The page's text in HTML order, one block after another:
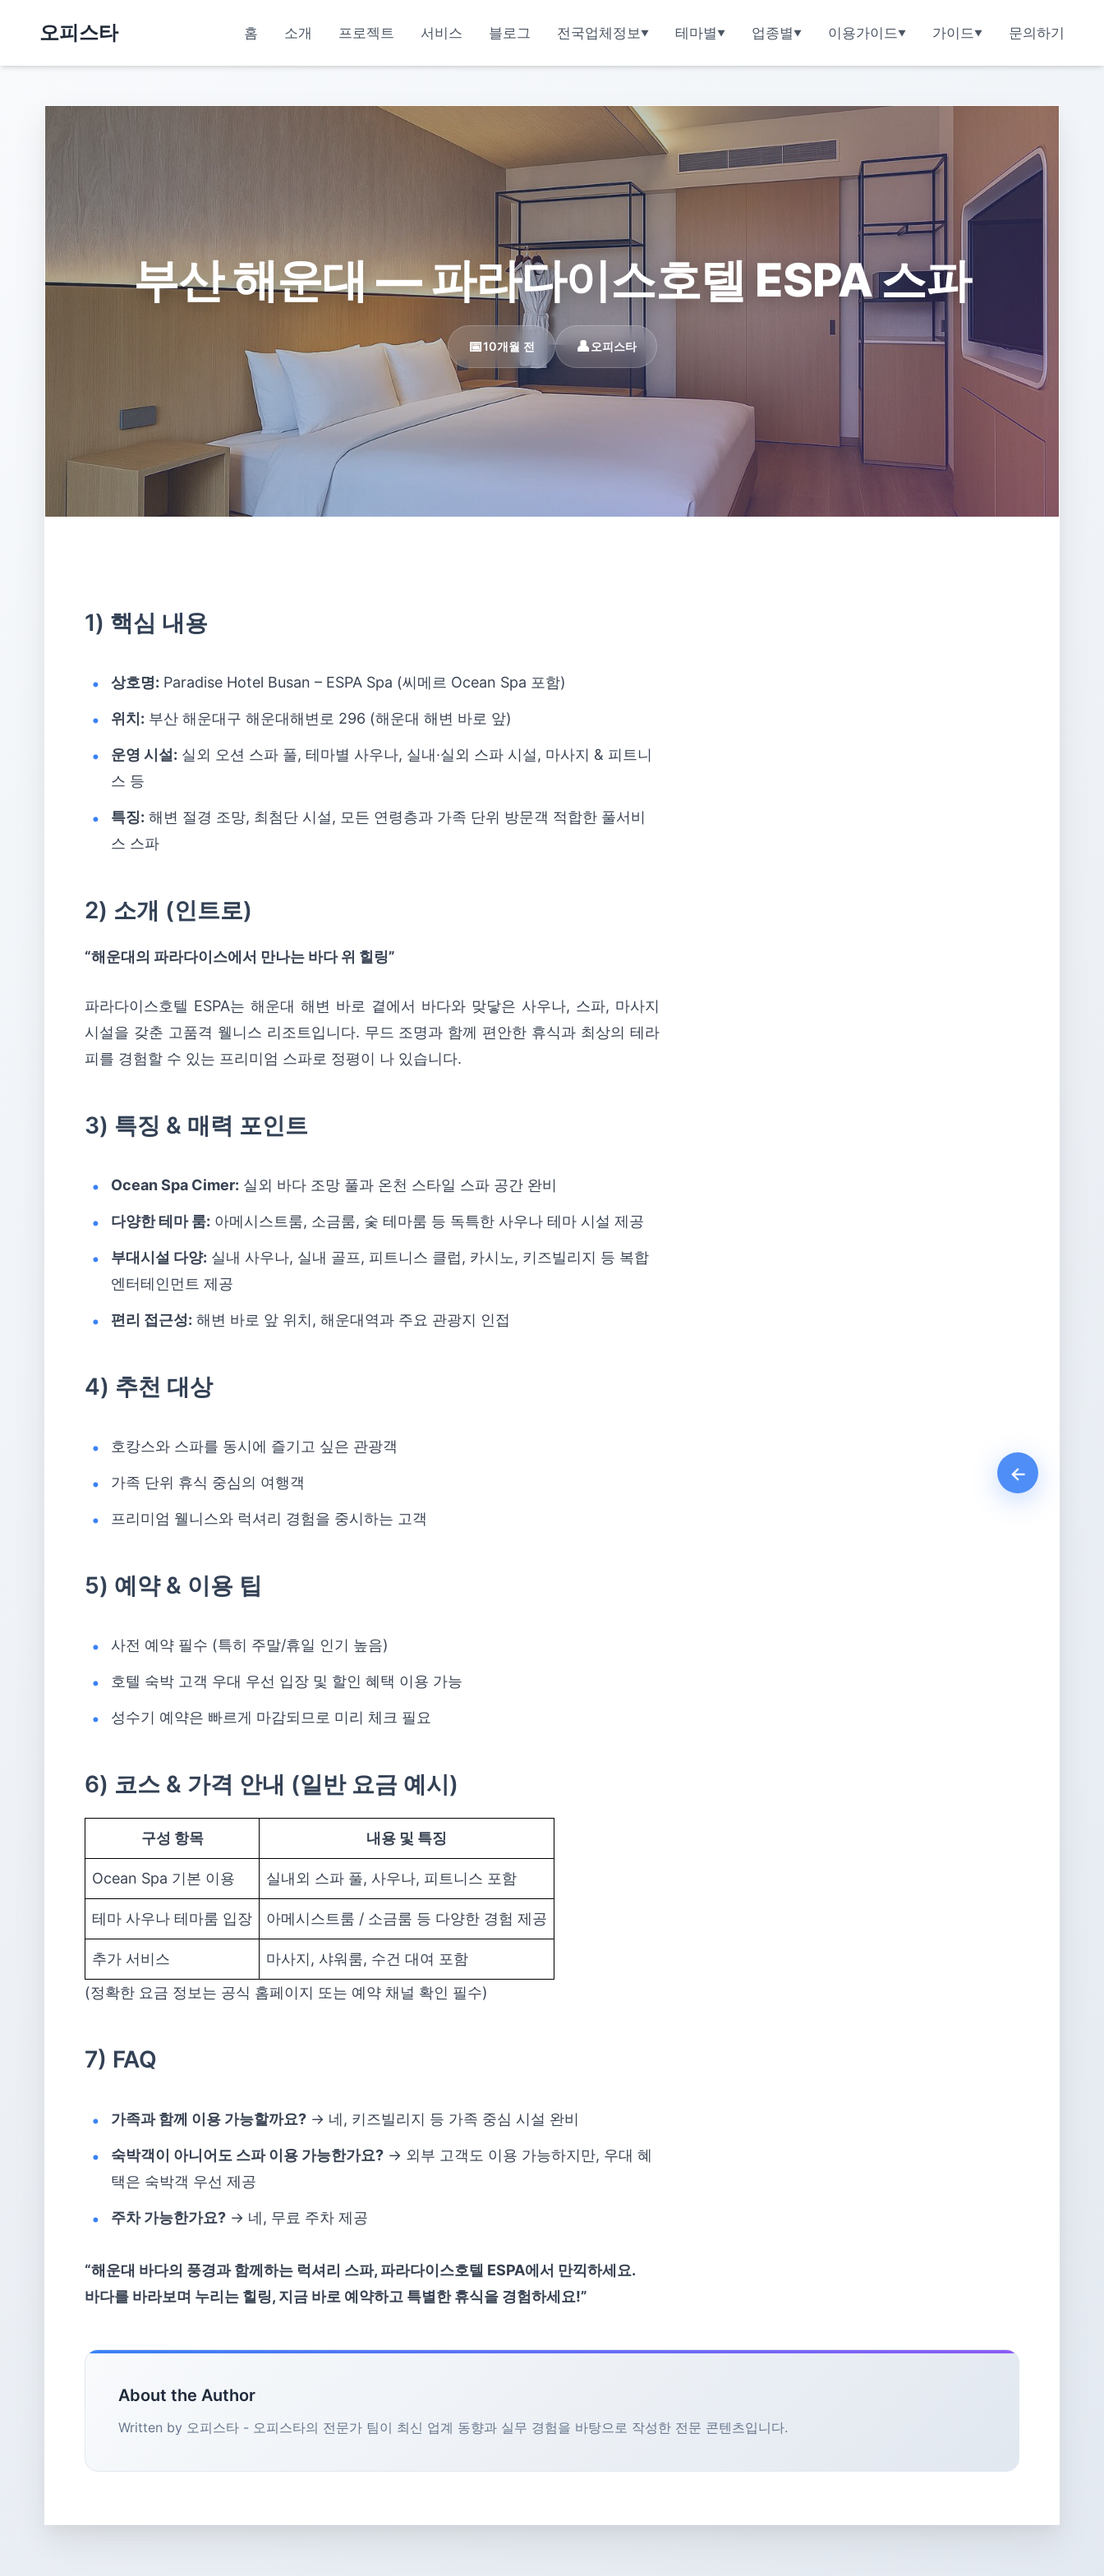
오피스타 홈 소개 프로젝트 서비스 블로그 전국업체정보 테마별 업종별 이용가이드 가이드 문의하기
부산 해운대 — 파라다이스호텔 ESPA 스파
10개월 전 오피스타
1) 핵심 내용
상호명: Paradise Hotel Busan – ESPA Spa (씨메르 Ocean Spa 포함)
위치: 부산 해운대구 해운대해변로 296 (해운대 해변 바로 앞)
운영 시설: 실외 오션 스파 풀, 테마별 사우나, 실내·실외 스파 시설, 마사지 & 피트니
스 등
특징: 해변 절경 조망, 최첨단 시설, 모든 연령층과 가족 단위 방문객 적합한 풀서비
스 스파
2) 소개 (인트로)
“해운대의 파라다이스에서 만나는 바다 위 힐링”
파라다이스호텔 ESPA는 해운대 해변 바로 곁에서 바다와 맞닿은 사우나, 스파, 마사지
시설을 갖춘 고품격 웰니스 리조트입니다. 무드 조명과 함께 편안한 휴식과 최상의 테라
피를 경험할 수 있는 프리미엄 스파로 정평이 나 있습니다.
3) 특징 & 매력 포인트
Ocean Spa Cimer: 실외 바다 조망 풀과 온천 스타일 스파 공간 완비
다양한 테마 룸: 아메시스트룸, 소금룸, 숯 테마룸 등 독특한 사우나 테마 시설 제공
부대시설 다양: 실내 사우나, 실내 골프, 피트니스 클럽, 카시노, 키즈빌리지 등 복합
엔터테인먼트 제공
편리 접근성: 해변 바로 앞 위치, 해운대역과 주요 관광지 인접
4) 추천 대상
호캉스와 스파를 동시에 즐기고 싶은 관광객
가족 단위 휴식 중심의 여행객
프리미엄 웰니스와 럭셔리 경험을 중시하는 고객
5) 예약 & 이용 팁
사전 예약 필수 (특히 주말/휴일 인기 높음)
호텔 숙박 고객 우대 우선 입장 및 할인 혜택 이용 가능
성수기 예약은 빠르게 마감되므로 미리 체크 필요
6) 코스 & 가격 안내 (일반 요금 예시)
구성 항목 내용 및 특징
Ocean Spa 기본 이용 실내외 스파 풀, 사우나, 피트니스 포함
테마 사우나 테마룸 입장 아메시스트룸 / 소금룸 등 다양한 경험 제공
추가 서비스
마사지, 샤워룸, 수건 대여 포함
(정확한 요금 정보는 공식 홈페이지 또는 예약 채널 확인 필수)
7) FAQ
가족과 함께 이용 가능할까요? → 네, 키즈빌리지 등 가족 중심 시설 완비
숙박객이 아니어도 스파 이용 가능한가요? → 외부 고객도 이용 가능하지만, 우대 혜
택은 숙박객 우선 제공
주차 가능한가요? → 네, 무료 주차 제공
“해운대 바다의 풍경과 함께하는 럭셔리 스파, 파라다이스호텔 ESPA에서 만끽하세요.
바다를 바라보며 누리는 힐링, 지금 바로 예약하고 특별한 휴식을 경험하세요!”
About the Author
Written by 오피스타 - 오피스타의 전문가 팀이 최신 업계 동향과 실무 경험을 바탕으로 작성한 전문 콘텐츠입니다.